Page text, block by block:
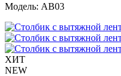
Модель: AB03
ХИТ
NEW